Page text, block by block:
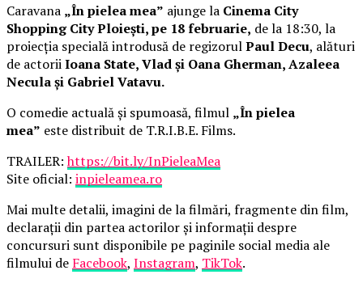
Caravana „În pielea mea” ajunge la Cinema City
Shopping City Ploiești, pe 18 februarie, de la 18:30, la
proiecția specială introdusă de regizorulPaul Decu, alături
de actoriiIoana State, Vlad și Oana Gherman, Azaleea
Necula și Gabriel Vatavu.
O comedie actuală și spumoasă, filmul „În pielea
mea” este distribuit de T.R.I.B.E. Films.
TRAILER:https://bit.ly/InPieleaMea
Site oficial: inpieleamea.ro
Mai multe detalii, imagini de la filmări, fragmente din film,
declarații din partea actorilor și informații despre
concursuri sunt disponibile pe paginile social media ale
filmului de Facebook, Instagram, TikTok.